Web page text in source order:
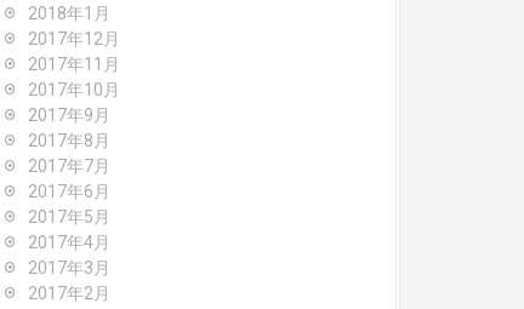
2018年1月
2017年12月
2017年11月
2017年10月
2017年9月
2017年8月
2017年7月
2017年6月
2017年5月
2017年4月
2017年3月
2017年2月